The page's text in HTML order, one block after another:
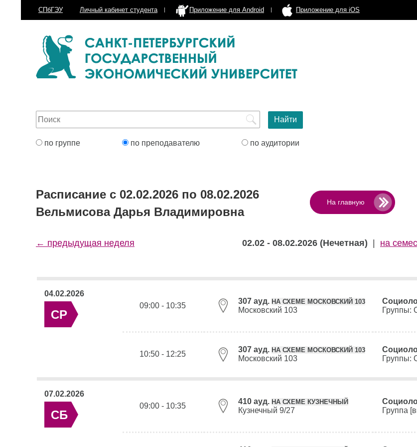
СПбГЭУ Личный кабинет студента Приложение для Android Приложение для iOS
по группе по преподавателю по аудитории
Расписание с 02.02.2026 по 08.02.2026
Вельмисова Дарья Владимировна
На главную
← предыдущая неделя 02.02 - 08.02.2026 (Нечетная) на
04.02.2026
СР
09:00 - 10:35
307 ауд. НА СХЕМЕ МОСКОВСКИЙ 103
Московский 103
Группы:
10:50 - 12:25
307 ауд. НА СХЕМЕ МОСКОВСКИЙ 103
Московский 103
Группы:
07.02.2026
СБ
09:00 - 10:35
410 ауд. НА СХЕМЕ КУЗНЕЧНЫЙ
Кузнечный 9/27
Группа